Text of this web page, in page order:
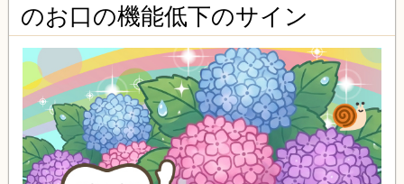
のお口の機能低下のサイン